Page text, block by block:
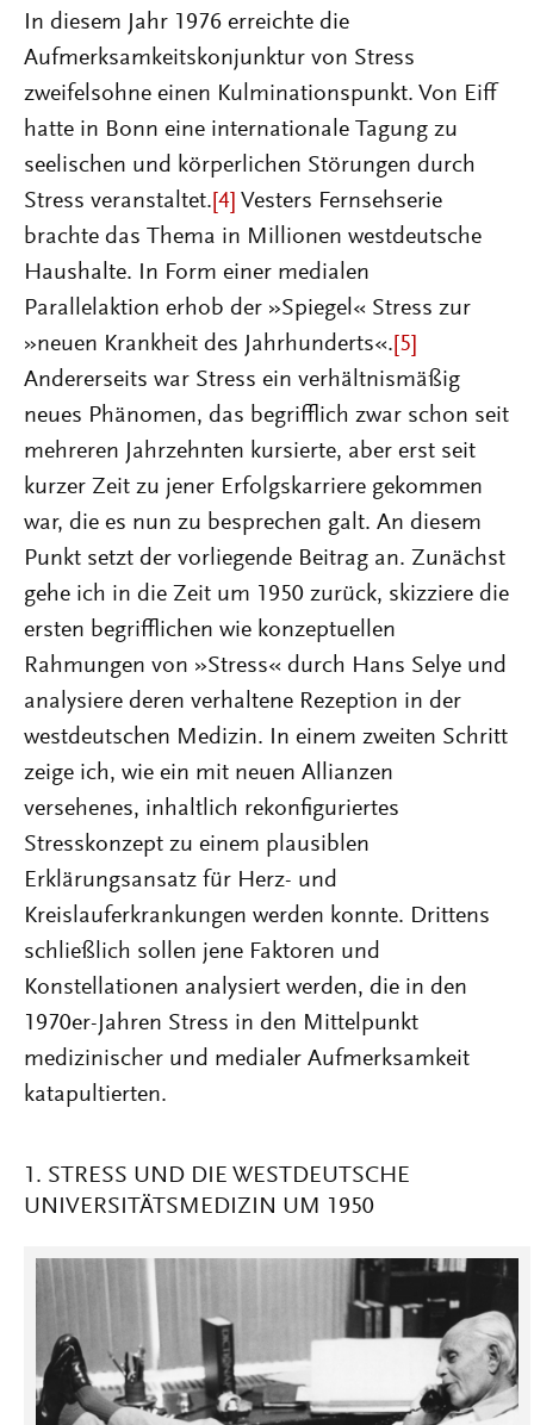
In diesem Jahr 1976 erreichte die
Aufmerksamkeitskonjunktur von Stress
zweifelsohne einen Kulminationspunkt. Von Eiff
hatte in Bonn eine internationale Tagung zu
seelischen und körperlichen Störungen durch
Stress veranstaltet. [4] Vesters Fernsehserie
brachte das Thema in Millionen westdeutsche
Haushalte. In Form einer medialen
Parallelaktion erhob der »Spiegel« Stress zur
»neuen Krankheit des Jahrhunderts«. [5]
Andererseits war Stress ein verhältnismäßig
neues Phänomen, das begrifflich zwar schon seit
mehreren Jahrzehnten kursierte, aber erst seit
kurzer Zeit zu jener Erfolgskarriere gekommen
war, die es nun zu besprechen galt. An diesem
Punkt setzt der vorliegende Beitrag an. Zunächst
gehe ich in die Zeit um 1950 zurück, skizziere die
ersten begrifflichen wie konzeptuellen
Rahmungen von »Stress« durch Hans Selye und
analysiere deren verhaltene Rezeption in der
westdeutschen Medizin. In einem zweiten Schritt
zeige ich, wie ein mit neuen Allianzen
versehenes, inhaltlich rekonfiguriertes
Stresskonzept zu einem plausiblen
Erklärungsansatz für Herz- und
Kreislauferkrankungen werden konnte. Drittens
schließlich sollen jene Faktoren und
Konstellationen analysiert werden, die in den
1970er-Jahren Stress in den Mittelpunkt
medizinischer und medialer Aufmerksamkeit
katapultierten.
1. STRESS UND DIE WESTDEUTSCHE
UNIVERSITÄTSMEDIZIN UM 1950